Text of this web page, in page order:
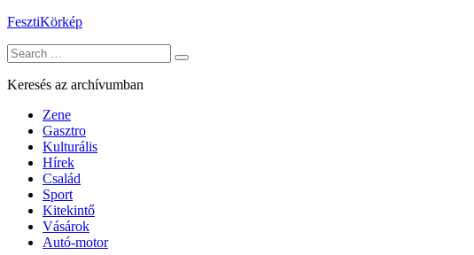
Skip
content
FesztiKörkép
Search
for:
Keresés az archívumban
Zene
Gasztro
Kulturális
Hírek
Család
Sport
Kitekintő
Vásárok
Autó-motor